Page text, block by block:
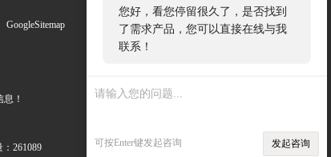
您好，看您停留很久了，是否找到
了需求产品，您可以直接在线与我
联系！
可按Enter键发起咨询 发起咨询
GoogleSitemap
！
261089